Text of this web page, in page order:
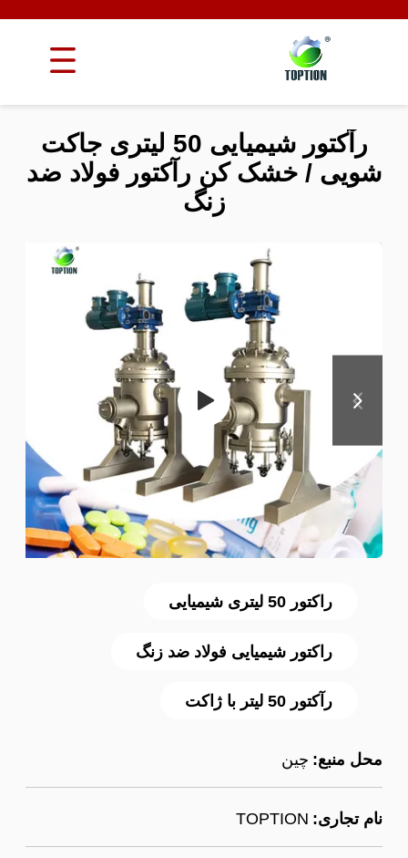
راکتور 50 لیتری شیمیایی
راکتور شیمیایی فولاد ضد زنگ
رآکتور 50 لیتر با ژاکت
محل منبع: چین
نام تجاری: TOPTION
رآکتور شیمیایی 50 لیتری جاکت
شویی / خشک کن رآکتور فولاد ضد
زنگ